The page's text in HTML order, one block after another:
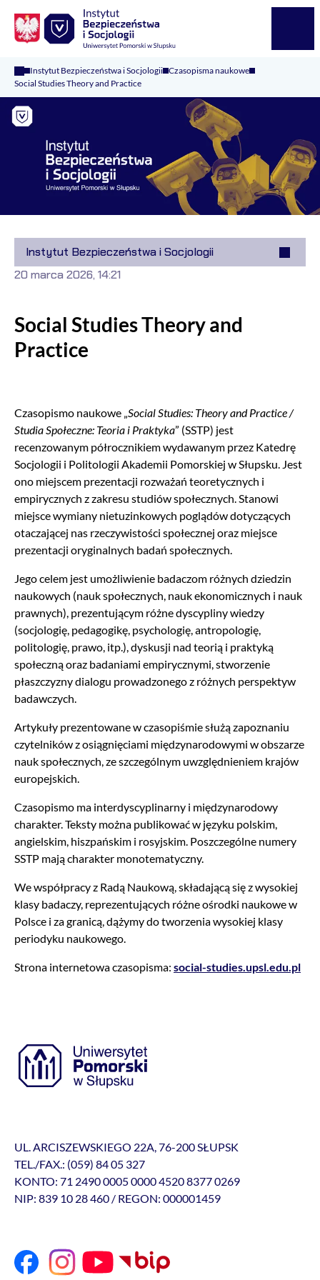
Instytut Bezpieczeństwa i Socjologii Czasopisma naukowe
Social Studies Theory and Practice
Instytut Bezpieczeństwa i Socjologii
Social Studies Theory and
Practice
20 marca 2026, 14:21
Czasopismo naukowe „ Social Studies: Theory and Practice /
Studia Społeczne: Teoria i Praktyka” (SSTP) jest
recenzowanym półrocznikiem wydawanym przez Katedrę
Socjologii i Politologii Akademii Pomorskiej w Słupsku. Jest
ono miejscem prezentacji rozważań teoretycznych i
empirycznych z zakresu studiów społecznych. Stanowi
miejsce wymiany nietuzinkowych poglądów dotyczących
otaczającej nas rzeczywistości społecznej oraz miejsce
prezentacji oryginalnych badań społecznych.
Jego celem jest umożliwienie badaczom różnych dziedzin
naukowych (nauk społecznych, nauk ekonomicznych i nauk
prawnych), prezentującym różne dyscypliny wiedzy
(socjologię, pedagogikę, psychologię, antropologię,
politologię, prawo, itp.), dyskusji nad teorią i praktyką
społeczną oraz badaniami empirycznymi, stworzenie
płaszczyzny dialogu prowadzonego z różnych perspektyw
badawczych.
Artykuły prezentowane w czasopiśmie służą zapoznaniu
czytelników z osiągnięciami międzynarodowymi w obszarze
nauk społecznych, ze szczególnym uwzględnieniem krajów
europejskich.
Czasopismo ma interdyscyplinarny i międzynarodowy
charakter. Teksty można publikować w języku polskim,
angielskim, hiszpańskim i rosyjskim. Poszczególne numery
SSTP mają charakter monotematyczny.
We współpracy z Radą Naukową, składającą się z wysokiej
klasy badaczy, reprezentujących różne ośrodki naukowe w
Polsce i za granicą, dążymy do tworzenia wysokiej klasy
periodyku naukowego.
Strona internetowa czasopisma: social-studies.upsl.edu.pl
UL. ARCISZEWSKIEGO 22A, 76-200 SŁUPSK
TEL./FAX.: (059) 84 05 327
KONTO: 71 2490 0005 0000 4520 8377 0269
NIP: 839 10 28 460 / REGON: 000001459
Logo Kaliop Poland